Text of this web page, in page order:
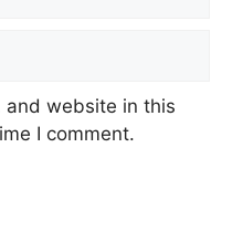
and website in this
I comment.